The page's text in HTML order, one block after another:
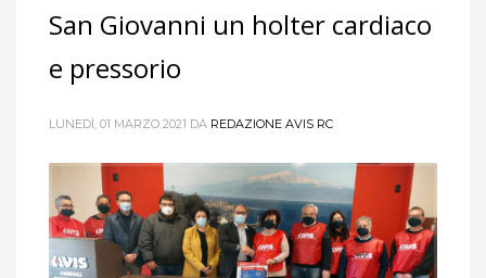
San Giovanni un holter cardiaco
e pressorio
LUNEDÌ, 01 MARZO 2021 DA REDAZIONE AVIS RC